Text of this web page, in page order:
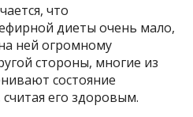
что
диеты очень мало,
ней огромному
стороны, многие из
состояние
его здоровым.